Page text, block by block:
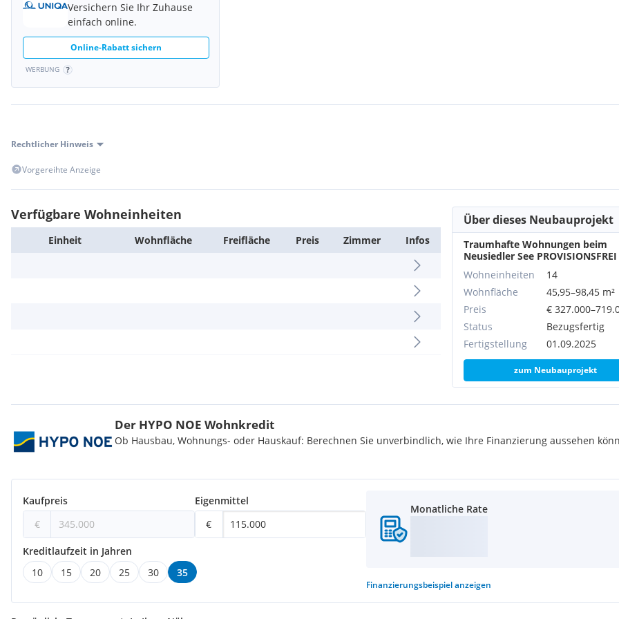
Versichern Sie Ihr Zuhause
einfach online.
Online-Rabatt sichern
WERBUNG
Rechtlicher Hinweis
Vorgereihte Anzeige
Verfügbare Wohneinheiten
Einheit Wohn­fläche Frei­fläche Preis Zimmer Infos
Über dieses Neubauprojekt
Traumhafte Wohnungen beim
Neusiedler See PROVISIONSFREI
Wohneinheiten
14
Wohnfläche
45,95–98,45 m²
Preis
€
Status
Bezugsfertig
Fertigstellung
01.09.2025
zum Neubauprojekt
Der HYPO NOE Wohnkredit
Ob Hausbau, Wohnungs- oder Hauskauf: Berechnen Sie unverbindlich, wie Ihre Finanzierung aussehen
Kaufpreis
€
Eigenmittel
€
Kreditlaufzeit in Jahren
10
15 20 25 30 35
Monatliche Rate
Finanzierungsbeispielanzeigen